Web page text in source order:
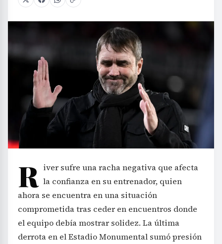
R iver sufre una racha negativa que afecta
la confianza en su entrenador, quien
ahora se encuentra en una situación
comprometida tras ceder en encuentros donde
el equipo debía mostrar solidez. La última
derrota en el Estadio Monumental sumó presión